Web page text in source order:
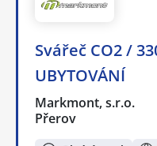
Svářeč CO2 /
UBYTOVÁNÍ
Markmont, s.r.o.
Přerov